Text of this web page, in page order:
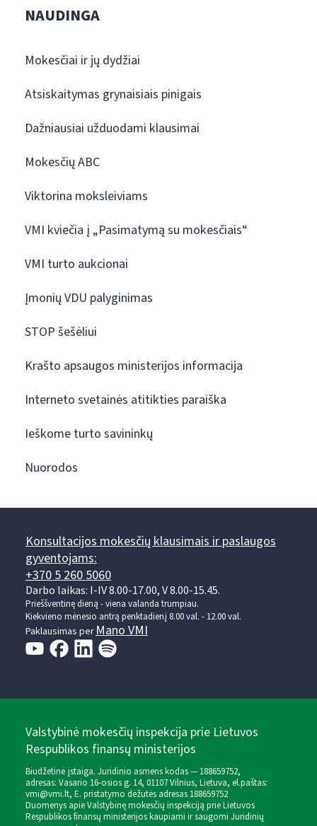
NAUDINGA
Mokesčiai ir jų dydžiai
Atsiskaitymas grynaisiais pinigais
Dažniausiai užduodami klausimai
Mokesčių ABC
Viktorina moksleiviams
VMI kviečia į „Pasimatymą su mokesčiais“
VMI turto aukcionai
Įmonių VDU palyginimas
STOP šešėliui
Krašto apsaugos ministerijos informacija
Interneto svetainės atitikties paraiška
Ieškome turto savininkų
Nuorodos
Konsultacijos mokesčių klausimais ir paslaugos
gyventojams:
+370 5 260 5060
Darbo laikas: I-IV 8.00-17.00, V 8.00-15.45.
Prieššventinę dieną - viena valanda trumpiau.
Kiekvieno mėnesio antrą penktadienį 8.00 val. - 12.00 val.
Paklausimas perMano VMI
Valstybinė mokesčių inspekcija prie Lietuvos
Respublikos finansų ministerijos
Biudžetinė įstaiga. Juridinio asmens kodas — 188659752,
adresas: Vasario 16-osios g. 14, 01107 Vilnius, Lietuva, el.paštas:
vmi@vmi.lt, E. pristatymo dėžutės adresas 188659752
Duomenys apie Valstybinę mokesčių inspekciją prie Lietuvos
Respublikos finansų ministerijos kaupiami ir saugomi Juridinių